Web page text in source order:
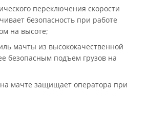
переключения скорости
безопасность при работе
на высоте;
мачты из высококачественной
безопасным подъем грузов на
мачте защищает оператора при